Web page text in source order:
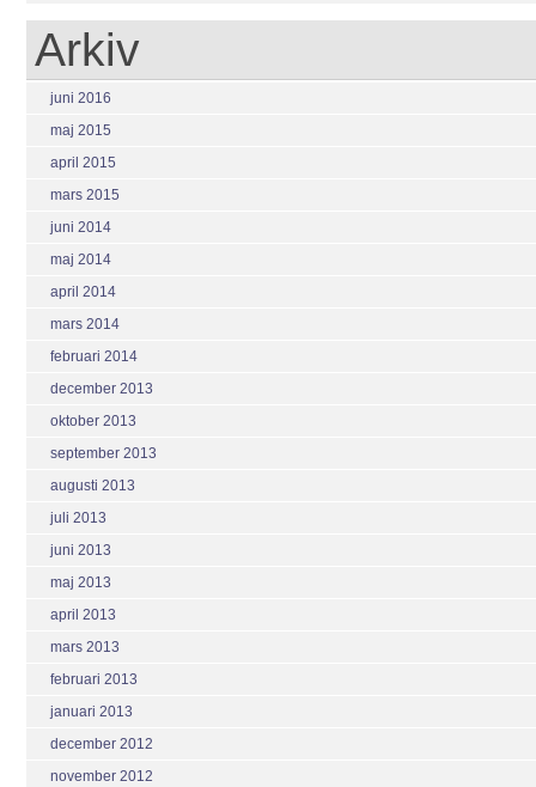
Arkiv
juni 2016
maj 2015
april 2015
mars 2015
juni 2014
maj 2014
april 2014
mars 2014
februari 2014
december 2013
oktober 2013
september 2013
augusti 2013
juli 2013
juni 2013
maj 2013
april 2013
mars 2013
februari 2013
januari 2013
december 2012
november 2012